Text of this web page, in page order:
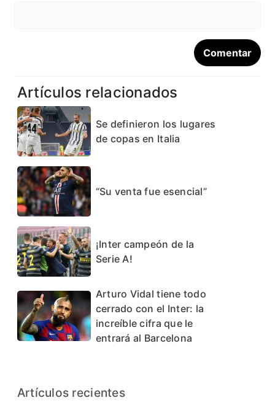
Artículos relacionados
Se definieron los lugares
de copas en Italia
“Su venta fue esencial”
¡Inter campeón de la
Serie A!
Arturo Vidal tiene todo
cerrado con el Inter: la
increíble cifra que le
entrará al Barcelona
Artículos recientes